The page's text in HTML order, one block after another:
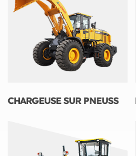
CHARGEUSE SUR PNEUSS